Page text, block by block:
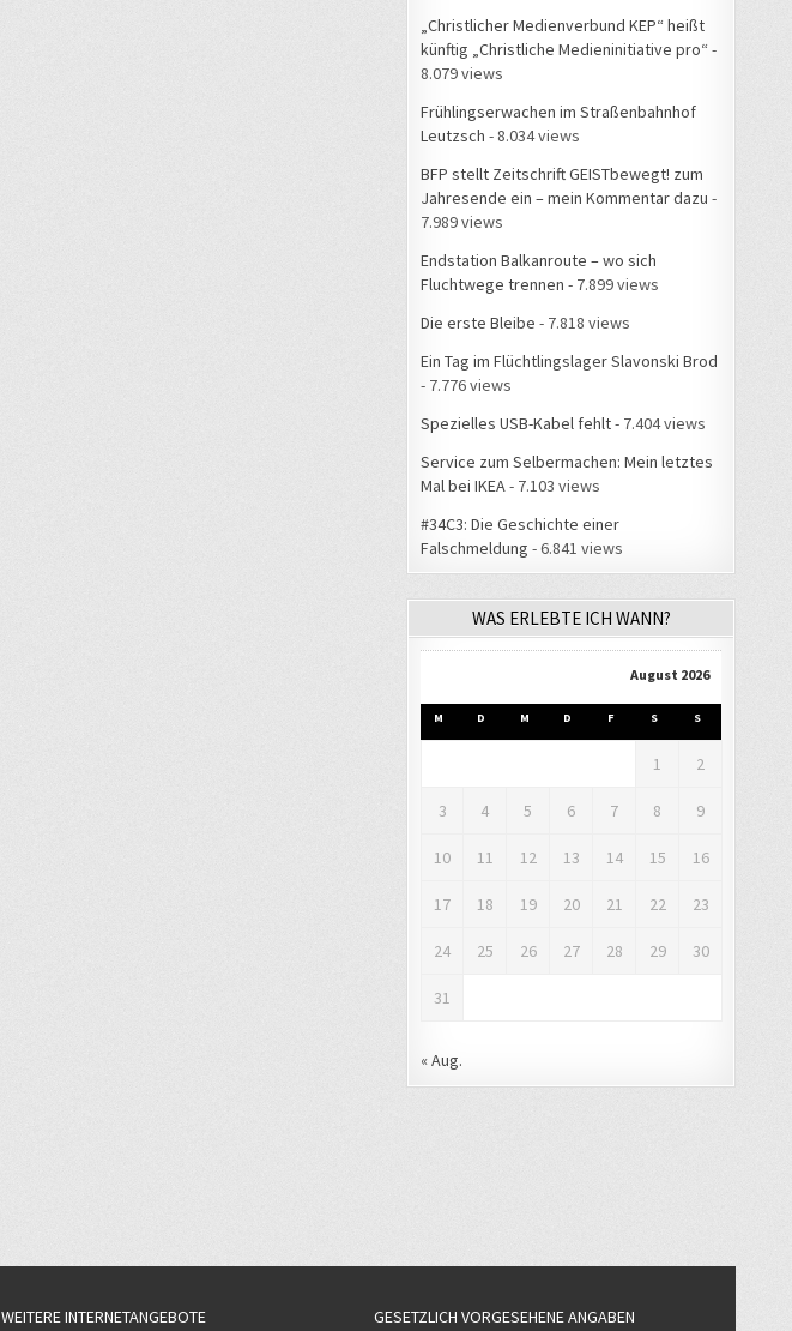
„Christlicher Medienverbund KEP“ heißt
künftig „Christliche Medieninitiative pro“ -
8.079 views
Frühlingserwachen im Straßenbahnhof
Leutzsch - 8.034 views
BFP stellt Zeitschrift GEISTbewegt! zum
Jahresende ein – mein Kommentar dazu -
7.989 views
Endstation Balkanroute – wo sich
Fluchtwege trennen - 7.899 views
Die erste Bleibe - 7.818 views
Ein Tag im Flüchtlingslager Slavonski Brod
- 7.776 views
Spezielles USB-Kabel fehlt- 7.404 views
Service zum Selbermachen: Mein letztes
Mal bei IKEA - 7.103 views
#34C3: Die Geschichte einer
Falschmeldung - 6.841 views
WAS ERLEBTE ICH WANN?
August 2026
M D M D F S S
1 2
3 4 5 6 7 8 9
10 11 12 13 14 15 16
17 18 19 20 21 22 23
24 25 26 27 28 29 30
31
« Aug.
WEITERE INTERNETANGEBOTE GESETZLICH VORGESEHENE ANGABEN